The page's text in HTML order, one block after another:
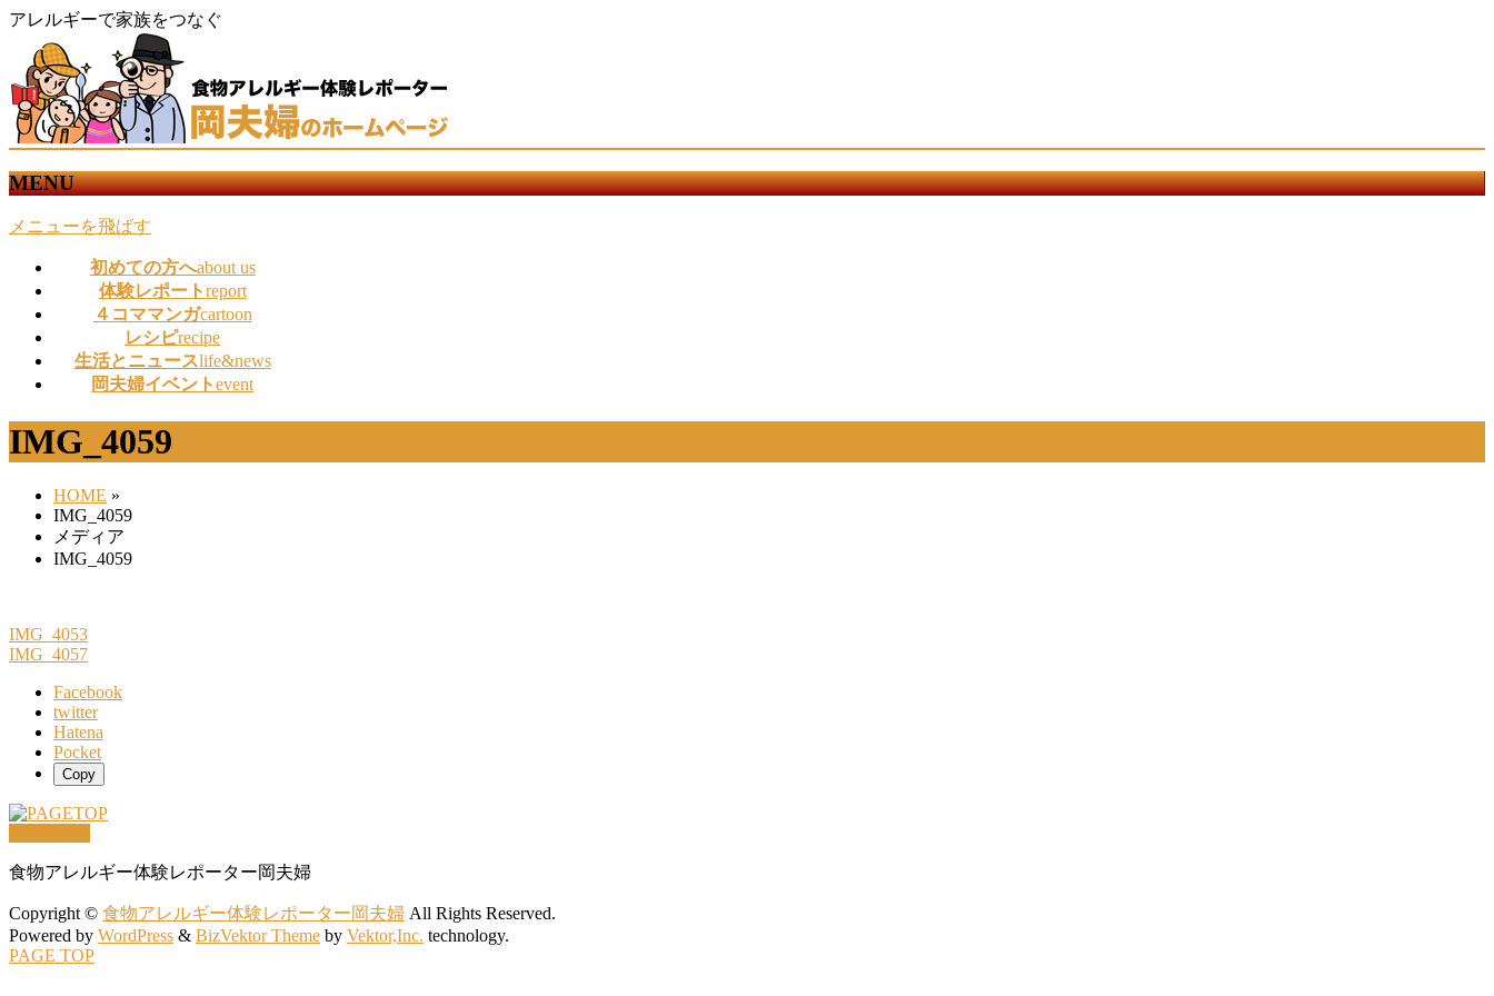
アレルギーで家族をつなぐ
MENU
メニューを飛ばす
初めての方へabout us
体験レポートreport
４コママンガcartoon
レシピrecipe
生活とニュースlife&news
岡夫婦イベントevent
IMG_4059
HOME »
IMG_4059
メディア
IMG_4059
IMG_4053
IMG_4057
Facebook
twitter
Hatena
Pocket
Copy
食物アレルギー体験レポーター岡夫婦
Copyright © 食物アレルギー体験レポーター岡夫婦 All Rights Reserved.
Powered by WordPress & BizVektor Theme by Vektor,Inc. technology.
PAGE TOP